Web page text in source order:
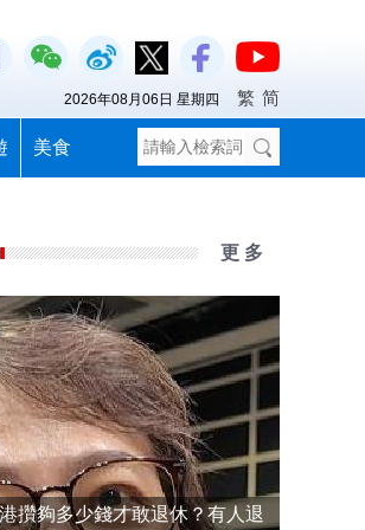
美食
2026年08月06日 星期四 繁 简
更 多
攢夠多少錢才敢退休？有人退